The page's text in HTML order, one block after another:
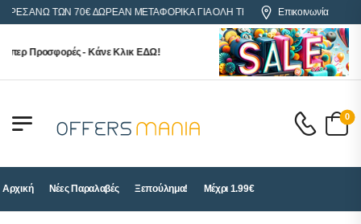
ΑΝΩ ΤΩΝ 70€ ΔΩΡΕΑΝ ΜΕΤΑΦΟΡΙΚΑ ΓΙΑ ΟΛΗ ΤΗΝ ΕΛΛΑΔΑΕπικοινωνία
Προσφορές - Κάνε Κλικ ΕΔΩ!
0
Αρχική Νέες Παραλαβές Ξεπούλημα! Μέχρι 1.99€